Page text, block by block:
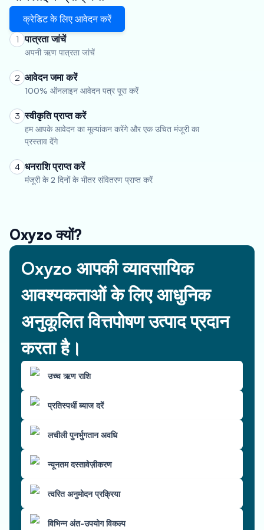
क्रेडिट के लिए आवेदन करें
1 पात्रता जांचें
अपनी ऋण पात्रता जांचें
2 आवेदन जमा करें
100% ऑनलाइन आवेदन पत्र पूरा करें
3 स्वीकृति प्राप्त करें
हम आपके आवेदन का मूल्यांकन करेंगे और एक उचित मंजूरी का
प्रस्ताव देंगे
4 धनराशि प्राप्त करें
मंजूरी के 2 दिनों के भीतर संवितरण प्राप्त करें
Oxyzo क्यों?
Oxyzo आपकी व्यावसायिक
आवश्यकताओं के लिए आधुनिक
अनुकूलित वित्तपोषण उत्पाद प्रदान
करता है।
उच्च ऋण राशि
प्रतिस्पर्धी ब्याज दरें
लचीली पुनर्भुगतान अवधि
न्यूनतम दस्तावेज़ीकरण
त्वरित अनुमोदन प्रक्रिया
विभिन्न अंत-उपयोग विकल्प